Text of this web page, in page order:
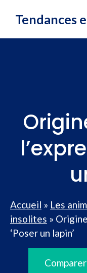
Tendances
Accueil » Les
insolites »
‘Poser un lapin’